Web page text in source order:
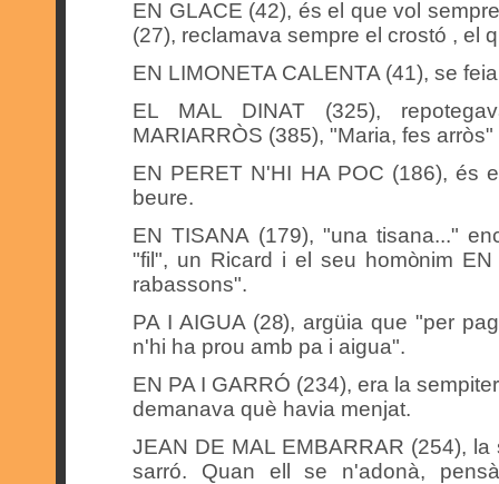
EN GLACE (42), és el que vol
(27), reclamava sempre el crostó , el
EN LIMONETA CALENTA (41), se
EL MAL DINAT (325),
MARIARRÒS (385), "Maria, fes
EN PERET N'HI HA POC (186), és
beure.
EN TISANA (179), "una tisana..."
"fil", un Ricard i el seu homònim
rabassons".
PA I AIGUA (28), argüia que "per
n'hi ha prou amb pa i aigua".
EN PA I GARRÓ (234), era la
demanava què havia menjat.
JEAN DE MAL EMBARRAR (254),
sarró. Quan ell se n'adonà,